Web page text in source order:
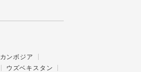
カンボジア
ウズベキスタン